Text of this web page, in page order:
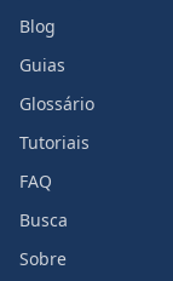
Blog
Guias
Glossário
Tutoriais
FAQ
Busca
Sobre